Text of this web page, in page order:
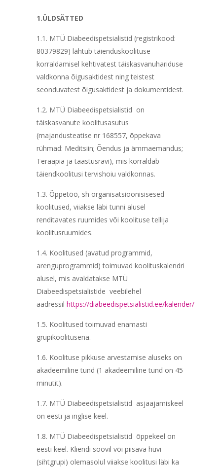
1.ÜLDSÄTTED
1.1. MTÜ Diabeedispetsialistid (registrikood:
80379829) lähtub täienduskoolituse
korraldamisel kehtivatest täiskasvanuhariduse
valdkonna õigusaktidest ning teistest
seonduvatest õigusaktidest ja dokumentidest.
1.2. MTÜ Diabeedispetsialistid on
täiskasvanute koolitusasutus
(majandusteatise nr 168557, õppekava
rühmad: Meditsiin; Õendus ja ämmaemandus;
Teraapia ja taastusravi), mis korraldab
täiendkoolitusi tervishoiu valdkonnas.
1.3. Õppetöö, sh organisatsioonisisesed
koolitused, viiakse läbi tunni alusel
renditavates ruumides või koolituse tellija
koolitusruumides.
1.4. Koolitused (avatud programmid,
arenguprogrammid) toimuvad koolituskalendri
alusel, mis avaldatakse MTÜ
Diabeedispetsialistide veebilehel
aadressil https://diabeedispetsialistid.ee/kalender/
1.5. Koolitused toimuvad enamasti
grupikoolitusena.
1.6. Koolituse pikkuse arvestamise aluseks on
akadeemiline tund (1 akadeemiline tund on 45
minutit).
1.7. MTÜ Diabeedispetsialistid asjaajamiskeel
on eesti ja inglise keel.
1.8. MTÜ Diabeedispetsialistid õppekeel on
eesti keel. Kliendi soovil või piisava huvi
(sihtgrupi) olemasolul viiakse koolitusi läbi ka